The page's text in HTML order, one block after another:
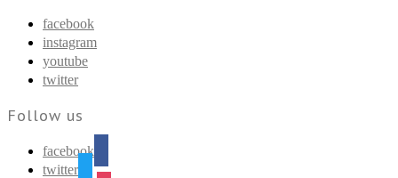
facebook
instagram
youtube
twitter
Follow us
facebook
twitter